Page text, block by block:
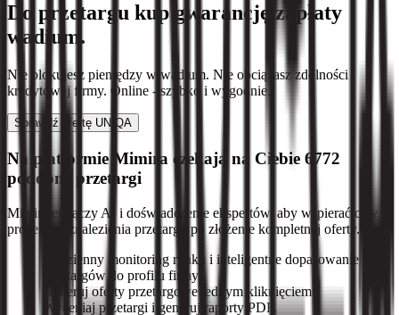
Do przetargu kup gwarancję zapłaty
wadium.
Nie blokujesz pieniędzy w wadium. Nie obciążasz zdolności
kredytowej firmy. Online - szybko i wygodnie.
Sprawdź ofertę UNIQA
Na platformie Mimira czekają na Ciebie 6772
podobne przetargi
Mimira.eu łączy AI i doświadczenie ekspertów, aby wspierać cały
proces: od znalezienia przetargu po złożenie kompletnej oferty.
Codzienny monitoring rynku i inteligentne dopasowanie
przetargów do profilu firmy.
Generuj oferty przetargowe jednym kliknięciem.
Wyceniaj przetargi i generuj raporty PDF.